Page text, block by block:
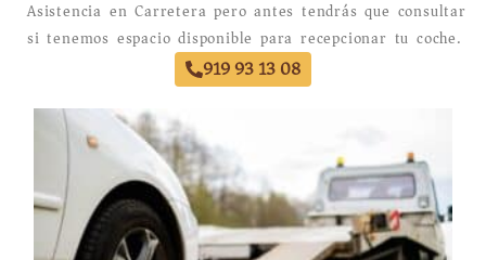
Asistencia en Carretera pero antes tendrás que consultar
si tenemos espacio disponible para recepcionar tu coche.
919 93 13 08